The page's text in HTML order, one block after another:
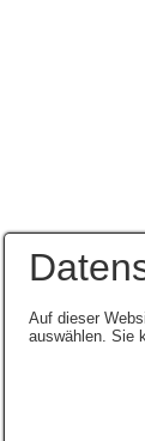
Auf dieser
auswählen. Sie